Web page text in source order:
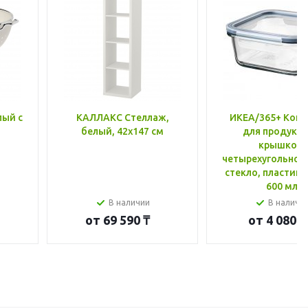
с
КАЛЛАКС Стеллаж,
белый, 42x147 см
В наличии
от 69 590 ₸
ИКЕА/365+
для
крышкой,
стекло, пластик
600 мл
В
от 4 080 ₸